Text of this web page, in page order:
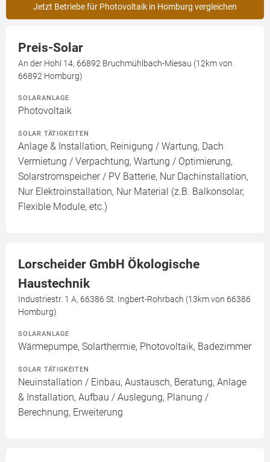
Jetzt Betriebe für Photovoltaik in Homburg vergleichen
Preis-Solar
An der Hohl 14, 66892 Bruchmühlbach-Miesau (12km von
66892 Homburg)
SOLARANLAGE
Photovoltaik
SOLAR TÄTIGKEITEN
Anlage & Installation, Reinigung / Wartung, Dach
Vermietung / Verpachtung, Wartung / Optimierung,
Solarstromspeicher / PV Batterie, Nur Dachinstallation,
Nur Elektroinstallation, Nur Material (z.B. Balkonsolar,
Flexible Module, etc.)
Lorscheider GmbH Ökologische
Haustechnik
Industriestr. 1 A, 66386 St. Ingbert-Rohrbach (13km von 66386
Homburg)
SOLARANLAGE
Wärmepumpe, Solarthermie, Photovoltaik, Badezimmer
SOLAR TÄTIGKEITEN
Neuinstallation / Einbau, Austausch, Beratung, Anlage
& Installation, Aufbau / Auslegung, Planung /
Berechnung, Erweiterung